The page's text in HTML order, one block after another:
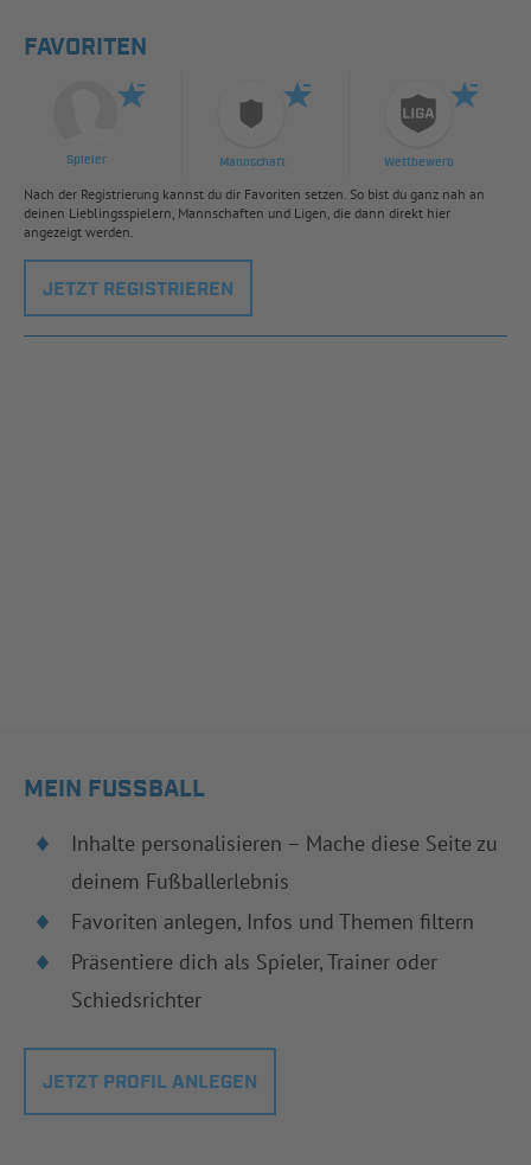
FAVORITEN
Spieler Mannschaft Wettbewerb
Nach der Registrierung kannst du dir Favoriten setzen. So bist du ganz nah an
deinen Lieblingsspielern, Mannschaften und Ligen, die dann direkt hier
angezeigt werden.
JETZT REGISTRIEREN
MEIN FUSSBALL
Inhalte personalisieren – Mache diese Seite zu
deinem Fußballerlebnis
Favoriten anlegen, Infos und Themen filtern
Präsentiere dich als Spieler, Trainer oder
Schiedsrichter
JETZT PROFIL ANLEGEN